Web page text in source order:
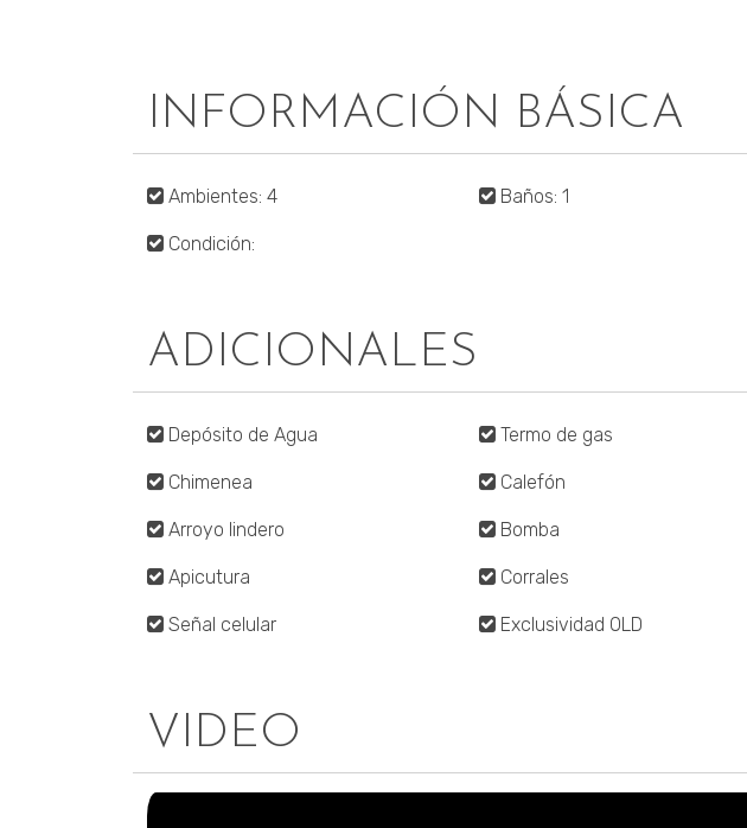
INFORMACIÓN BÁSICA
Ambientes: 4 Baños: 1
Condición:
ADICIONALES
Depósito de Agua Termo de gas
Chimenea Calefón
Arroyo lindero Bomba
Apicutura Corrales
Señal celular Exclusividad OLD
VIDEO